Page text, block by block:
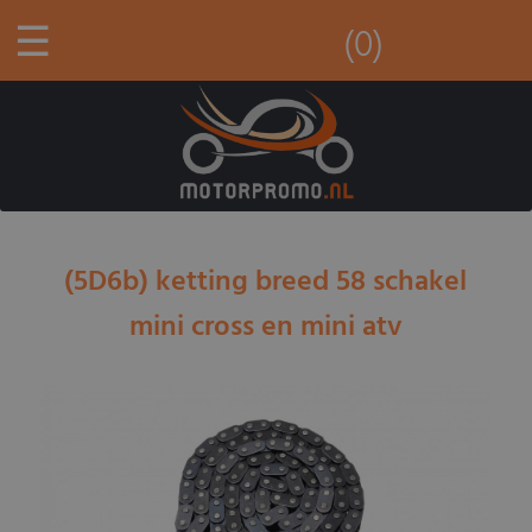
☰ (0)
(5D6b) ketting breed 58 schakel
mini cross en mini atv